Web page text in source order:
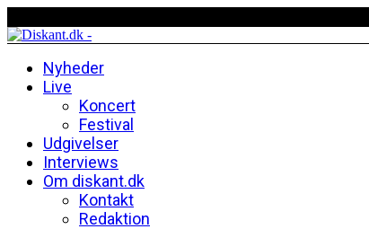
Nyheder
Live
Koncert
Festival
Udgivelser
Interviews
Om diskant.dk
Kontakt
Redaktion